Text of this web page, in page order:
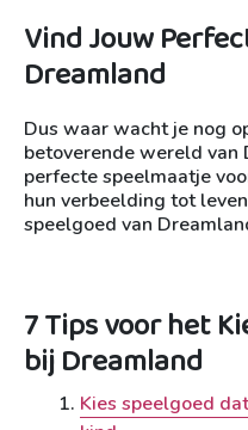
Vind Jouw
Dreamland
Dus waar wacht je nog
betoverende wereld van
perfecte speelmaatje
hun verbeelding tot
speelgoed van
7 Tips voor het
bij Dreamland
Kies speelgoed